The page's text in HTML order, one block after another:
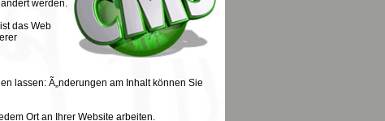
werden.
das Web
lassen: Ã„nderungen am Inhalt können Sie
Ort an Ihrer Website arbeiten.